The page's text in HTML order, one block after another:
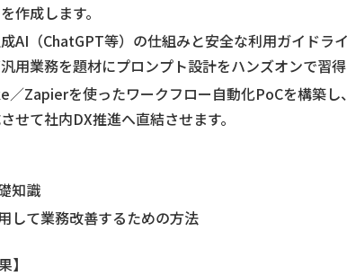
作成します。
AI（ChatGPT等）の仕組みと安全な利用ガイドラ
用業務を題材にプロンプト設計をハンズオンで習得
／Zapierを使ったワークフロー自動化PoCを構築
せて社内DX推進へ直結させます。
知識
して業務改善するための方法
】